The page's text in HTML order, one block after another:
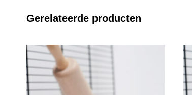
Gerelateerde producten